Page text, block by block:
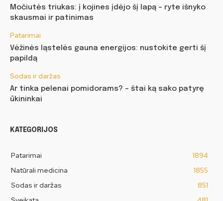
Močiutės triukas: į kojines įdėjo šį lapą – ryte išnyko
skausmai ir patinimas
Patarimai
Vėžinės ląstelės gauna energijos: nustokite gerti šį
papildą
Sodas ir daržas
Ar tinka pelenai pomidorams? – štai ką sako patyrę
ūkininkai
KATEGORIJOS
Patarimai
1894
Natūrali medicina
1855
Sodas ir daržas
851